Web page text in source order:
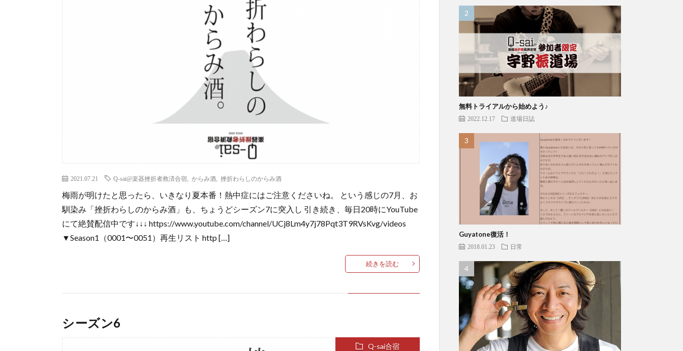
2021.07.21 Q-sai@楽器挫折者救済合宿 からみ酒 挫折わらしのからみ酒
梅雨が明けたと思ったら、いきなり夏本番！熱中症にはご注意くださいね。 という感じの7月、お
馴染み「挫折わらしのからみ酒」も、ちょうどシーズン7に突入し 引き続き、毎日20時にYouTube
にて絶賛配信中です↓↓↓ https://www.youtube.com/channel/UCj8Lm4y7j78Pqt3T9RVsKvg/videos
▼Season1（0001〜0051）再生リスト http […]
続きを読む
シーズン6
Q-sai合宿
無料トライアルから始めよう♪
2022.12.17 道場日誌
Guyatone復活！
2018.01.23 日常